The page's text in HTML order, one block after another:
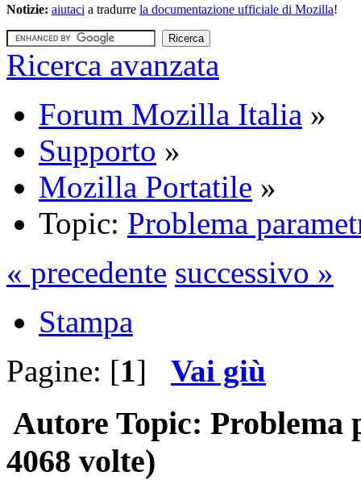
Notizie: aiutaci a tradurre la documentazione ufficiale di Mozilla!
Ricerca avanzata
Forum Mozilla Italia »
Supporto »
Mozilla Portatile »
Topic: Problema
« precedente successivo »
Stampa
Pagine: [1] Vai giù
Autore Topic:
4068 volte)